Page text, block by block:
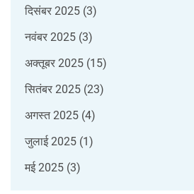
दिसंबर 2025 (3)
नवंबर 2025 (3)
अक्तूबर 2025 (15)
सितंबर 2025 (23)
अगस्त 2025 (4)
जुलाई 2025 (1)
मई 2025 (3)